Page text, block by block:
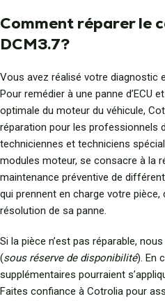
Comment réparer le
DCM3.7?
Vous avez réalisé votre diagnostic
Pour remédier à une panne d’ECU
optimale du moteur du véhicule,
réparation pour les professionnels
techniciennes et techniciens
modules moteur, se consacre à la
maintenance préventive de
qui prennent en charge votre
résolution de sa panne.
Si la pièce n’est pas réparable,
(sous réserve de disponibilité). En
supplémentaires pourraient
Faites confiance à Cotrolia pour